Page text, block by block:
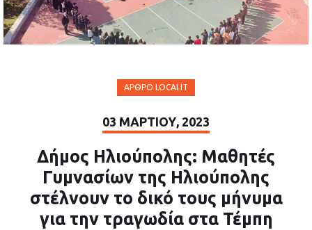
ΆΡΘΡΟ LOCALIT
03 ΜΑΡΤΊΟΥ, 2023
Δήμος Ηλιούπολης: Μαθητές
Γυμνασίων της Ηλιούπολης
στέλνουν το δικό τους μήνυμα
για την τραγωδία στα Τέμπη